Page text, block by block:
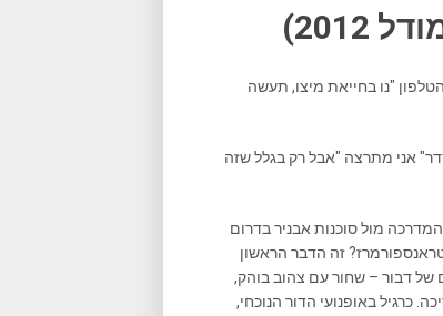
"נו בחייאת מיצו, תעשה
אני מתרצה "אבל רק בגלל שזה
מול סוכנות אבניר בדרום
זה הדבר הראשון
של דבור – שחור עם צהוב בוהק,
כרגיל באופנועי הדור הנוכחי,